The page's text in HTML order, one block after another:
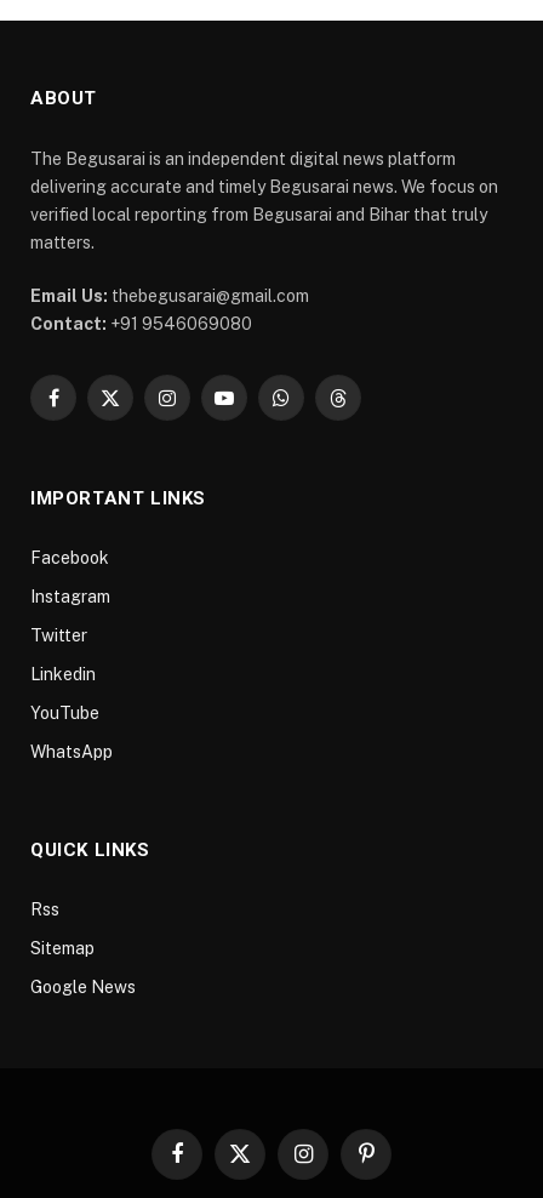
ABOUT
The Begusarai is an independent digital news platform
delivering accurate and timely Begusarai news. We focus on
verified local reporting from Begusarai and Bihar that truly
matters.
Email Us: thebegusarai@gmail.com
Contact: +91 9546069080
Facebook
X
InstagramYouTubeWhatsAppThreads
IMPORTANT LINKS
Facebook
Instagram
Twitter
Linkedin
YouTube
WhatsApp
QUICK LINKS
Rss
Sitemap
Google News
Facebook
X
InstagramPinterest